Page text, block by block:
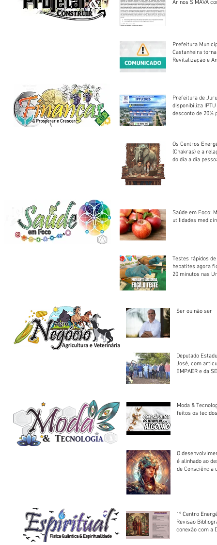
Arinos SIMAVA convoca à
Prefeitura
Castanheira
Revitalização e
Prefeitura de
disponibiliza
desconto de 20%
Os Centros
(Chakras) e a
do dia a dia
Saúde em Foco:
utilidades
Testes rápidos
hepatites agora
20 minutos nas
Ser ou não ser
Deputado
José, com
EMPAER e da
Moda &
feitos os
O
é alinhado ao
de Consciência
1º Centro
Revisão
conexão com a